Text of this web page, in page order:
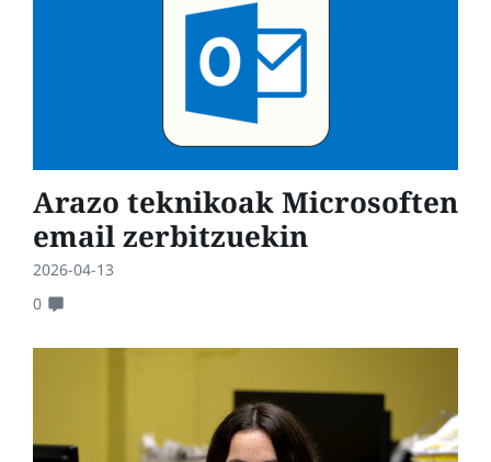
Arazo teknikoak Microsoften
email zerbitzuekin
2026-04-13
0